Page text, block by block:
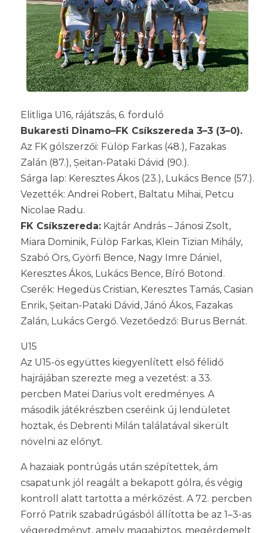
Elitliga U16, rájátszás, 6. forduló
Bukaresti Dinamo–FK Csíkszereda 3–3 (3–0).
Az FK gólszerzői: Fülöp Farkas (48.), Fazakas
Zalán (87.), Șeitan-Pataki Dávid (90.).
Sárga lap: Keresztes Ákos (23.), Lukács Bence (57.).
Vezették: Andrei Robert, Baltatu Mihai, Petcu
Nicolae Radu.
FK Csíkszereda: Kajtár András – Jánosi Zsolt,
Miara Dominik, Fülöp Farkas, Klein Tizian Mihály,
Szabó Örs, Györfi Bence, Nagy Imre Dániel,
Keresztes Ákos, Lukács Bence, Bíró Botond.
Cserék: Hegedüs Cristian, Keresztes Tamás, Casian
Enrik, Șeitan-Pataki Dávid, Jánó Ákos, Fazakas
Zalán, Lukács Gergő. Vezetőedző: Burus Bernát.
U15
Az U15-ös együttes kiegyenlített első félidő
hajrájában szerezte meg a vezetést: a 33.
percben Matei Darius volt eredményes. A
második játékrészben cseréink új lendületet
hoztak, és Debrenti Milán találatával sikerült
növelni az előnyt.
A hazaiak pontrúgás után szépítettek, ám
csapatunk jól reagált a bekapott gólra, és végig
kontroll alatt tartotta a mérkőzést. A 72. percben
Forró Patrik szabadrúgásból állította be az 1–3-as
végeredményt, amely magabiztos, megérdemelt